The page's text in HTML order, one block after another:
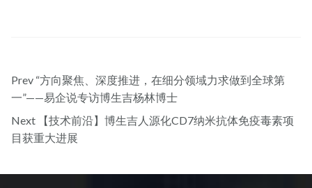
Prev “方向聚焦、深度推进，在细分领域力求做到全球第
一”——易企说专访博生吉杨林博士
Next
【技术前沿】博生吉人源化CD7纳米抗体免疫毒素项
目获重大进展